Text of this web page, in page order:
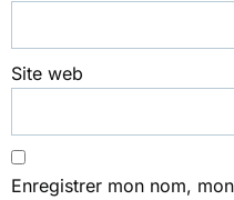
Site web
Enregistrer mon nom,